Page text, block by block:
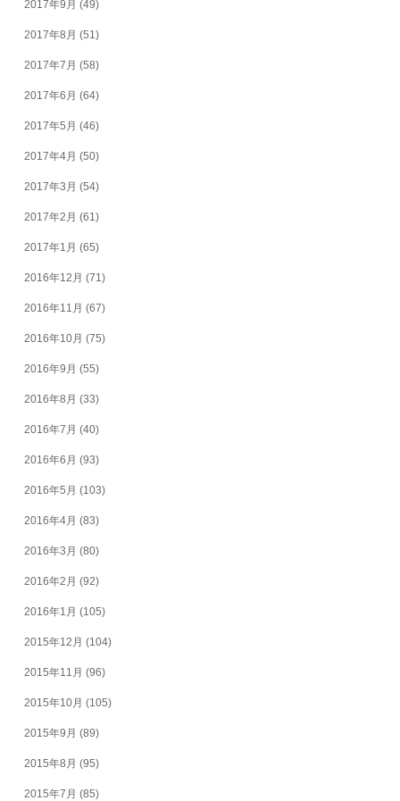
2017年9月 (49)
2017年8月 (51)
2017年7月 (58)
2017年6月 (64)
2017年5月 (46)
2017年4月 (50)
2017年3月 (54)
2017年2月 (61)
2017年1月 (65)
2016年12月 (71)
2016年11月 (67)
2016年10月 (75)
2016年9月 (55)
2016年8月 (33)
2016年7月 (40)
2016年6月 (93)
2016年5月 (103)
2016年4月 (83)
2016年3月 (80)
2016年2月 (92)
2016年1月 (105)
2015年12月 (104)
2015年11月 (96)
2015年10月 (105)
2015年9月 (89)
2015年8月 (95)
2015年7月 (85)